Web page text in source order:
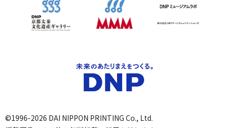
©1996-2026 DAI NIPPON PRINTING Co., Ltd.